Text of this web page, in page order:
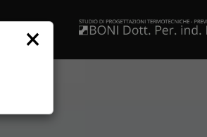
×